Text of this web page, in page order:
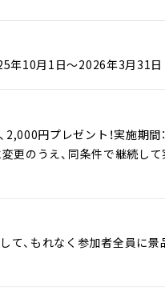
年10月1日～2026年3月31日
円プレゼント！実施期間：
更のうえ、同条件で継続し
、もれなく参加者全員に景